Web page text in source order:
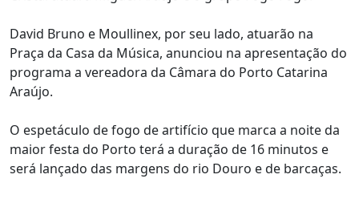
David Bruno e Moullinex, por seu lado, atuarão na
Praça da Casa da Música, anunciou na apresentação do
programa a vereadora da Câmara do Porto Catarina
Araújo.
O espetáculo de fogo de artifício que marca a noite da
maior festa do Porto terá a duração de 16 minutos e
será lançado das margens do rio Douro e de barcaças.